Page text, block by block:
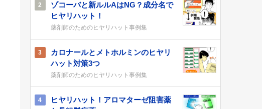
2
ゾコーバと新ルルAはNG？成分名で
ヒヤリハット！
薬剤師のためのヒヤリハット事例集
3
カロナールとメトホルミンのヒヤリ
ハット対策3つ
薬剤師のためのヒヤリハット事例集
4
ヒヤリハット！アロマターゼ阻害薬